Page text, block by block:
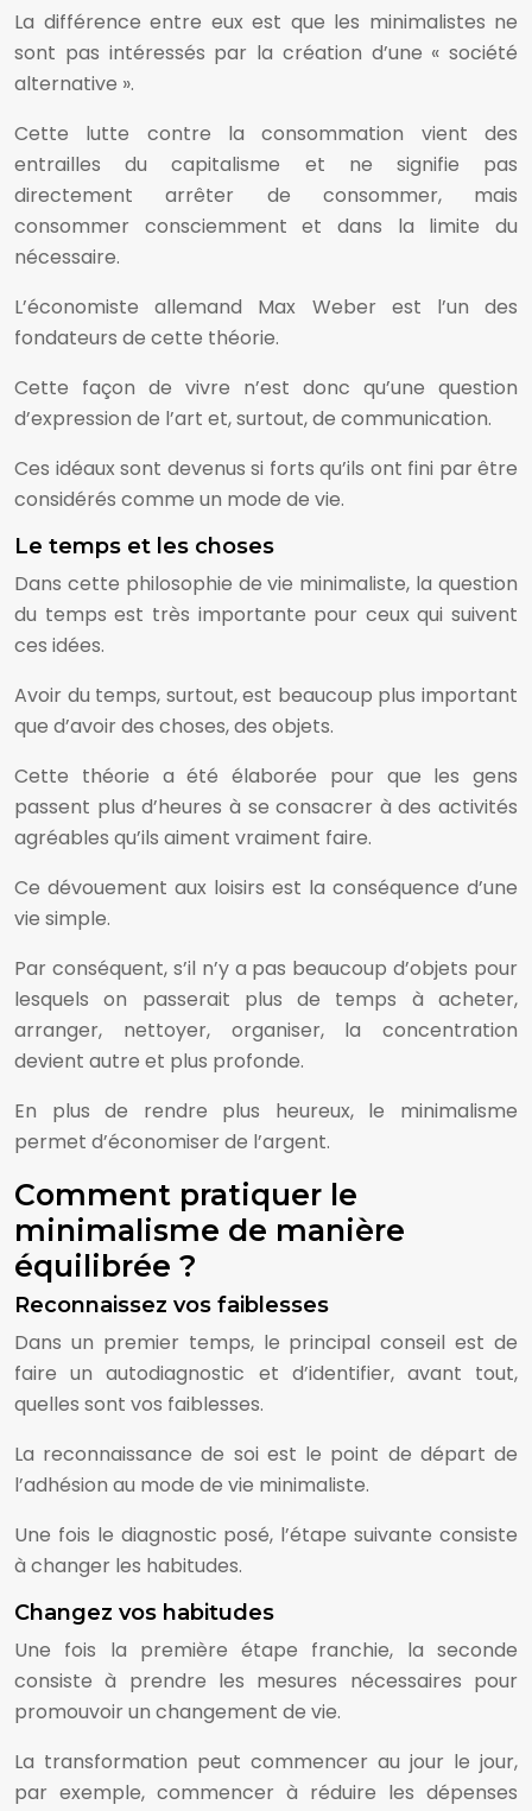
La différence entre eux est que les minimalistes ne
sont pas intéressés par la création d’une « société
alternative ».
Cette lutte contre la consommation vient des
entrailles du capitalisme et ne signifie pas
directement arrêter de consommer, mais
consommer consciemment et dans la limite du
nécessaire.
L’économiste allemand Max Weber est l’un des
fondateurs de cette théorie.
Cette façon de vivre n’est donc qu’une question
d’expression de l’art et, surtout, de communication.
Ces idéaux sont devenus si forts qu’ils ont fini par être
considérés comme un mode de vie.
Le temps et les choses
Dans cette philosophie de vie minimaliste, la question
du temps est très importante pour ceux qui suivent
ces idées.
Avoir du temps, surtout, est beaucoup plus important
que d’avoir des choses, des objets.
Cette théorie a été élaborée pour que les gens
passent plus d’heures à se consacrer à des activités
agréables qu’ils aiment vraiment faire.
Ce dévouement aux loisirs est la conséquence d’une
vie simple.
Par conséquent, s’il n’y a pas beaucoup d’objets pour
lesquels on passerait plus de temps à acheter,
arranger, nettoyer, organiser, la concentration
devient autre et plus profonde.
En plus de rendre plus heureux, le minimalisme
permet d’économiser de l’argent.
Comment pratiquer le
minimalisme de manière
équilibrée ?
Reconnaissez vos faiblesses
Dans un premier temps, le principal conseil est de
faire un autodiagnostic et d’identifier, avant tout,
quelles sont vos faiblesses.
La reconnaissance de soi est le point de départ de
l’adhésion au mode de vie minimaliste.
Une fois le diagnostic posé, l’étape suivante consiste
à changer les habitudes.
Changez vos habitudes
Une fois la première étape franchie, la seconde
consiste à prendre les mesures nécessaires pour
promouvoir un changement de vie.
La transformation peut commencer au jour le jour,
par exemple, commencer à réduire les dépenses